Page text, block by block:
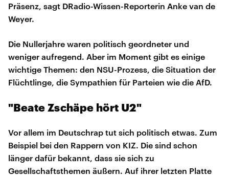
Präsenz, sagt DRadio-Wissen-Reporterin Anke van de
Weyer.
Die Nullerjahre waren politisch geordneter und
weniger aufregend. Aber im Moment gibt es einige
wichtige Themen: den NSU-Prozess, die Situation der
Flüchtlinge, die Sympathien für Parteien wie die AfD.
"Beate Zschäpe hört U2"
Vor allem im Deutschrap tut sich politisch etwas. Zum
Beispiel bei den Rappern von KIZ. Die sind schon
länger dafür bekannt, dass sie sich zu
Gesellschaftsthemen äußern. Auf ihrer letzten Platte